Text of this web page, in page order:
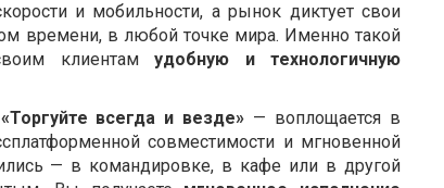
и мобильности, а рынок диктует свои
времени, в любой точке мира. Именно такой
клиентам удобную и технологичную
«Торгуйте всегда и везде» — воплощается в
совместимости и мгновенной
— в командировке, в кафе или в другой